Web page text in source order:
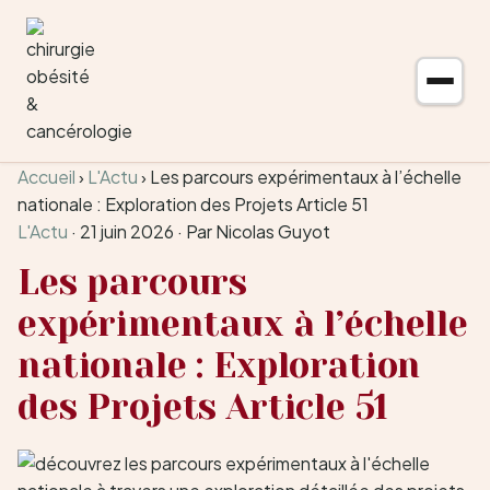
Aller au contenu
Accueil› L'Actu› Les parcours expérimentaux à l’échelle
nationale : Exploration des Projets Article 51
L'Actu · 21 juin 2026 · Par Nicolas Guyot
Les parcours
expérimentaux à l’échelle
nationale : Exploration
des Projets Article 51